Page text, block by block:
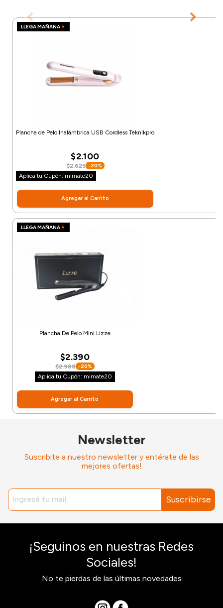
LLEGA MAÑANA
Plancha de Pelo Inalámbrica USB Cordless Teknikpro
$2.100
$2.625 -20%
Aplica tu Cupón: mimate20
Agregar al Carrito
LLEGA MAÑANA
Plancha De Pelo Mini Lizze
$2.390
$2.988 -20%
Aplica tu Cupón: mimate20
Agregar al Carrito
Newsletter
Suscribite a nuestro newsletter y entérate de las
mejores ofertas!
Suscribirse
¡Seguinos en nuestras Redes
Sociales!
No te pierdas de las últimas novedades